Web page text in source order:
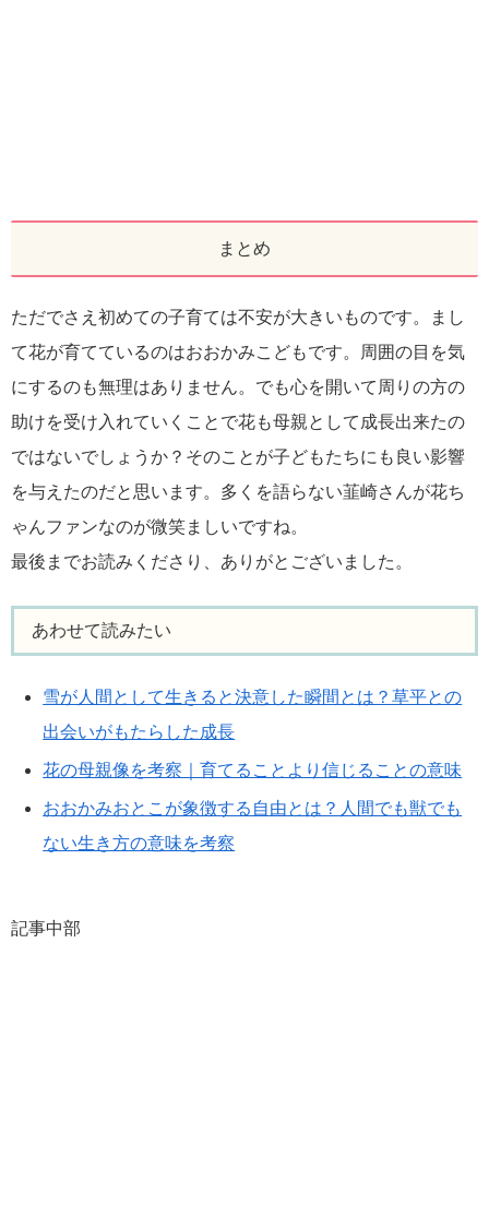
まとめ
ただでさえ初めての子育ては不安が大きいものです。まし
て花が育てているのはおおかみこどもです。周囲の目を気
にするのも無理はありません。でも心を開いて周りの方の
助けを受け入れていくことで花も母親として成長出来たの
ではないでしょうか？そのことが子どもたちにも良い影響
を与えたのだと思います。多くを語らない韮崎さんが花ち
ゃんファンなのが微笑ましいですね。
最後までお読みくださり、ありがとございました。
あわせて読みたい
雪が人間として生きると決意した瞬間とは？草平との
出会いがもたらした成長
花の母親像を考察｜育てることより信じることの意味
おおかみおとこが象徴する自由とは？人間でも獣でも
ない生き方の意味を考察
記事中部